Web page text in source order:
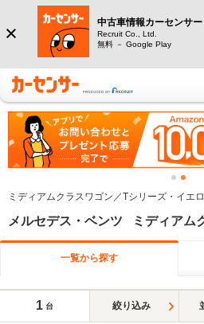
中古車情報カーセンサー
Recruit Co., Ltd.
無料 － Google Play
ミディアムクラスワゴン／Tシリーズ・イエ
一覧から探す
1 台 絞り込み